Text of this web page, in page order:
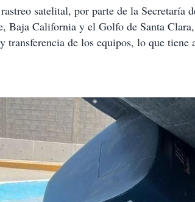
satelital, por parte de la Secretaría
Baja California y el Golfo de Santa
de los equipos, lo que tiene